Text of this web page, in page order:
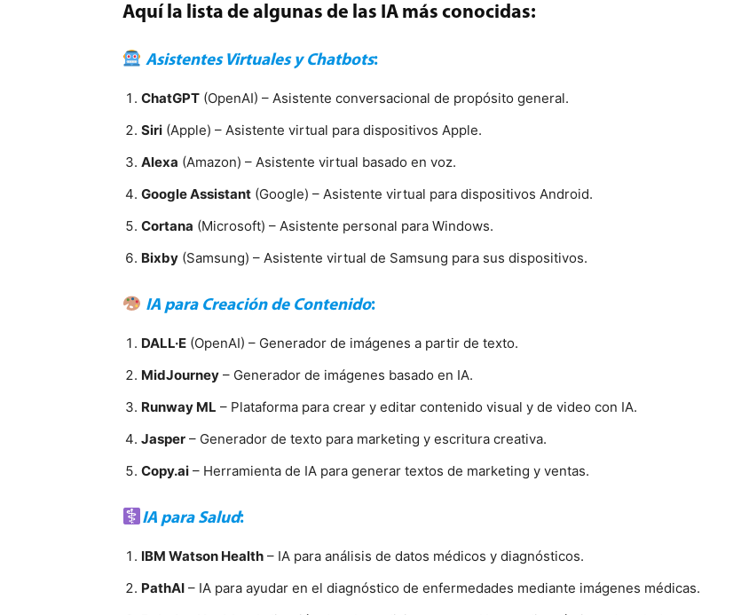
Aquí la lista de algunas de las IA más conocidas:
Asistentes Virtuales y Chatbots:
ChatGPT (OpenAI) – Asistente conversacional de propósito general.
Siri (Apple) – Asistente virtual para dispositivos Apple.
Alexa (Amazon) – Asistente virtual basado en voz.
Google Assistant (Google) – Asistente virtual para dispositivos Android.
Cortana (Microsoft) – Asistente personal para Windows.
Bixby (Samsung) – Asistente virtual de Samsung para sus dispositivos.
IA para Creación de Contenido:
DALL·E (OpenAI) – Generador de imágenes a partir de texto.
MidJourney – Generador de imágenes basado en IA.
Runway ML – Plataforma para crear y editar contenido visual y de video con IA.
Jasper – Generador de texto para marketing y escritura creativa.
Copy.ai – Herramienta de IA para generar textos de marketing y ventas.
IA para Salud:
IBM Watson Health – IA para análisis de datos médicos y diagnósticos.
PathAI – IA para ayudar en el diagnóstico de enfermedades mediante imágenes médicas.